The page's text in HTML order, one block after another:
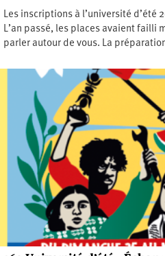
Les inscriptions à l’université d’été
L’an passé, les places avaient failli
parler autour de vous. La